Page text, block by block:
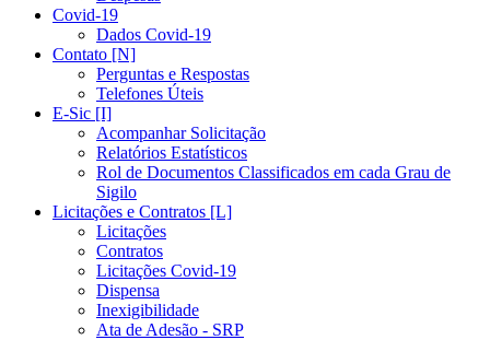
Covid-19
Dados Covid-19
Contato [N]
Perguntas e Respostas
Telefones Úteis
E-Sic [I]
Acompanhar Solicitação
Relatórios Estatísticos
Rol de Documentos Classificados em cada Grau de
Sigilo
Licitações e Contratos [L]
Licitações
Contratos
Licitações Covid-19
Dispensa
Inexigibilidade
Ata de Adesão - SRP